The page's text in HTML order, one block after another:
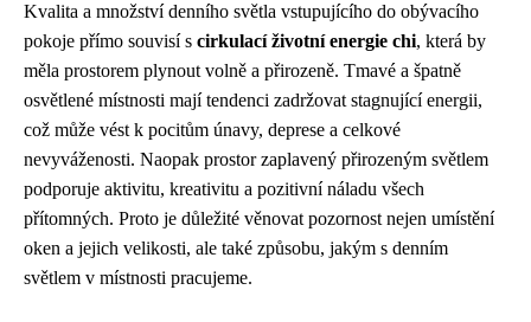
Kvalita a množství denního světla vstupujícího do obývacího
pokoje přímo souvisí s cirkulací životní energie chi, která by
měla prostorem plynout volně a přirozeně. Tmavé a špatně
osvětlené místnosti mají tendenci zadržovat stagnující energii,
což může vést k pocitům únavy, deprese a celkové
nevyváženosti. Naopak prostor zaplavený přirozeným světlem
podporuje aktivitu, kreativitu a pozitivní náladu všech
přítomných. Proto je důležité věnovat pozornost nejen umístění
oken a jejich velikosti, ale také způsobu, jakým s denním
světlem v místnosti pracujeme.